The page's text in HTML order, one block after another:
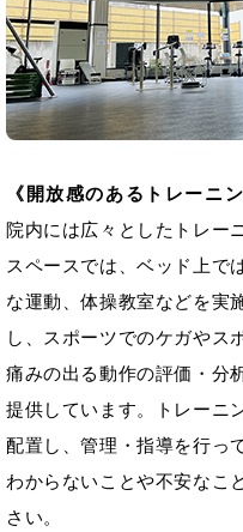
開放感のあるトレーニ
院内には広々としたトレー
スペースでは、ベッド上で
な運動、体操教室などを実
し、スポーツでのケガやス
痛みの出る動作の評価・分
提供しています。トレーニ
配置し、管理・指導を行っ
わからないことや不安なこ
さい。